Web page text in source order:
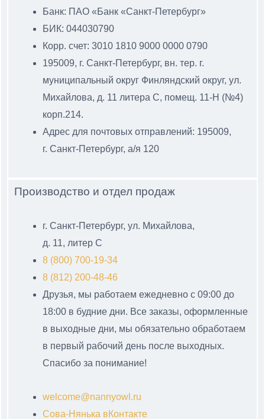
Банк: ПАО «Банк «Санкт-Петербург»
БИК: 044030790
Корр. счет: 3010 1810 9000 0000 0790
195009, г. Санкт-Петербург, вн. тер. г.
муниципальный округ Финляндский округ, ул.
Михайлова, д. 11 литера С, помещ. 11-Н (№4)
корп.214.
Адрес для почтовых отправлений: 195009,
г. Санкт-Петербург, а/я 120
Производство и отдел продаж
г. Санкт-Петербург, ул. Михайлова,
д. 11, литер С
8 (800) 700-19-34
8 (812) 200-48-46
Друзья, мы работаем ежедневно с 09:00 до
18:00 в будние дни. Все заказы, оформленные
в выходные дни, мы обязательно обработаем
в первый рабочий день после выходных.
Спасибо за понимание!
welcome@nannyowl.ru
Сова-Нянька вКонтакте